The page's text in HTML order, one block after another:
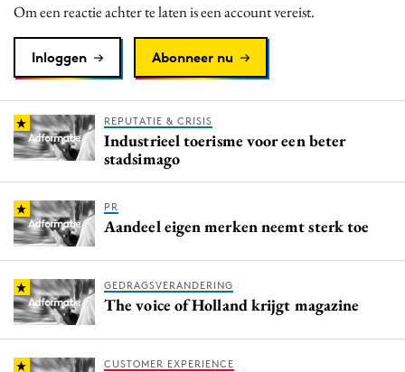
Programmatic
Reputatie & crisis
Om een reactie achter te laten is een account vereist.
Inloggen Abonneer nu
REPUTATIE & CRISIS
Industrieel toerisme voor een beter
stadsimago
PR
Aandeel eigen merken neemt sterk toe
GEDRAGSVERANDERING
The voice of Holland krijgt magazine
CUSTOMER EXPERIENCE